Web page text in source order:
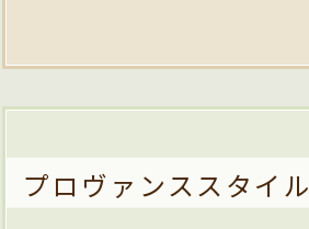
プロヴァンススタイル